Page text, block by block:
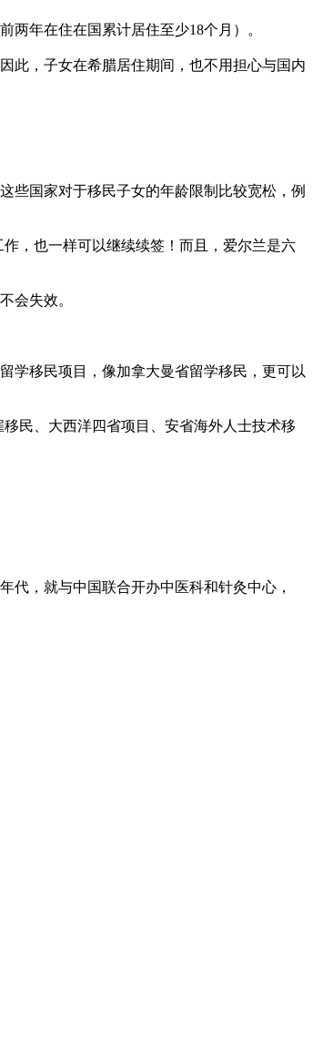
年在住在国累计居住至少18个月）。
此，子女在希腊居住期间，也不用担心与国内
些国家对于移民子女的年龄限制比较宽松，例
，也一样可以继续续签！而且，爱尔兰是六
会失效。
学移民项目，像加拿大曼省留学移民，更可以
民、大西洋四省项目、安省海外人士技术移
代，就与中国联合开办中医科和针灸中心，